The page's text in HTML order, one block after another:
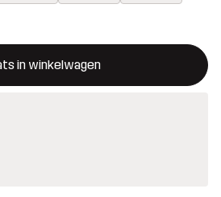
in winkelwagen
met de bevestiging van een